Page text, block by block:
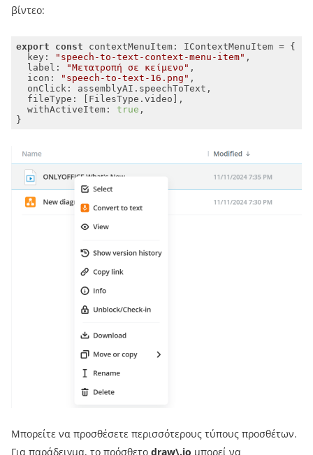
βίντεο:
export const
key : "speech-to-text-context-menu-item"
label : "Μετατροπή σε κείμενο"
icon : "speech-to-text-16.png"
onClick
fileType
withActiveItem: true
Μπορείτε να προσθέσετε περισσότερους τύπους προσθέτων.
Για παράδειγμα, το πρόσθετο draw\.io μπορεί να